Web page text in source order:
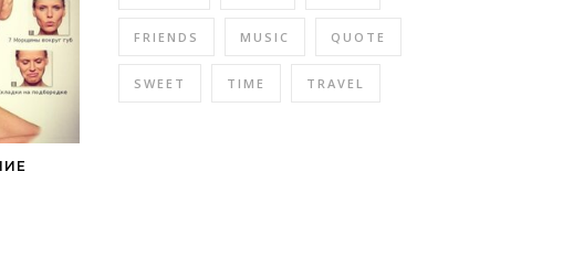
FRIENDS MUSIC QUOTE
SWEET TIME TRAVEL